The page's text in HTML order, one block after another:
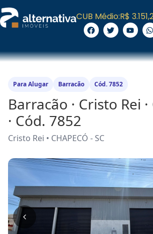
CUB Médio:R$
Para Alugar Barracão Cód. 7852
Barracão · Cristo Rei ·
· Cód. 7852
Cristo Rei • CHAPECÓ - SC